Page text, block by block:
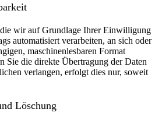
die wir auf Grundlage Ihrer Einwilligung
automatisiert verarbeiten, an sich oder
maschinenlesbaren Format
Sie die direkte Übertragung der Daten
verlangen, erfolgt dies nur, soweit
Löschung